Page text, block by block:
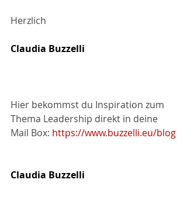
Herzlich
Claudia Buzzelli
Hier bekommst du Inspiration zum
Thema Leadership direkt in deine
Mail Box: https://www.buzzelli.eu/blog
Claudia Buzzelli